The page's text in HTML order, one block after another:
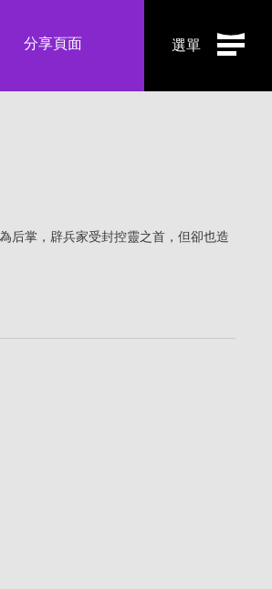
選單
分享頁面
后掌，辟兵家受封控靈之首，但卻也造